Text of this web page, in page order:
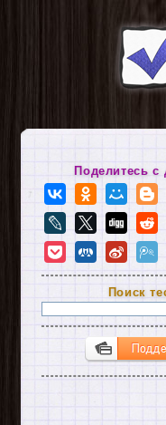
Поделитесь с
Поиск